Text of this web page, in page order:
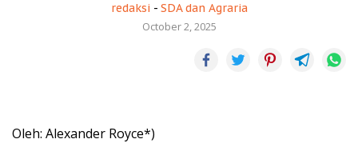
redaksi - SDA dan Agraria
October 2, 2025
Oleh: Alexander Royce*)